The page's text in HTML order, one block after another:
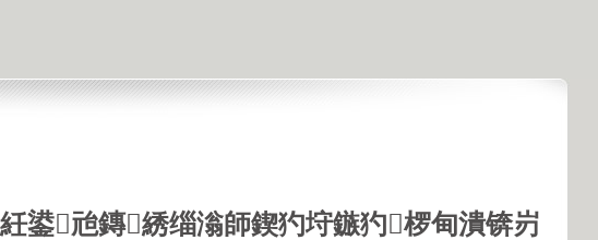
鍙兘鏄綉缁滃師鍥犳垨鏃犳椤甸潰锛岃